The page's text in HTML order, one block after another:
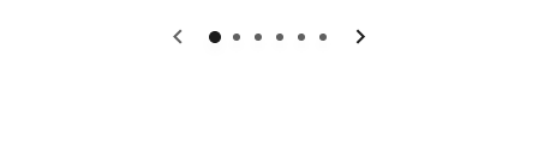
0 1 2 3 4 5